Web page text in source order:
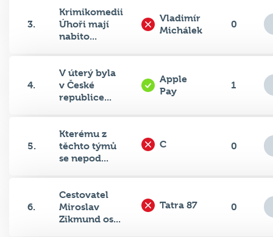
3.
Krimikomedii
Úhoři mají
nabito...
Vladimír
Michálek
0
4.
V úterý byla
v České
republice...
Apple
Pay
1
5.
Kterému z
těchto týmů
se nepod...
C 0
6.
Cestovatel
Miroslav
Zikmund os...
Tatra 87 0